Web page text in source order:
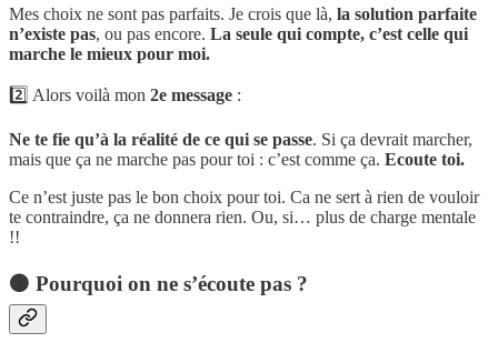
Mes choix ne sont pas parfaits. Je crois que là, la solution parfaite
n’existe pas, ou pas encore. La seule qui compte, c’est celle qui
marche le mieux pour moi.
2️⃣ Alors voilà mon 2e message :
Ne te fie qu’à la réalité de ce qui se passe. Si ça devrait marcher,
mais que ça ne marche pas pour toi : c’est comme ça. Ecoute toi.
Ce n’est juste pas le bon choix pour toi. Ca ne sert à rien de vouloir
te contraindre, ça ne donnera rien. Ou, si… plus de charge mentale
!!
🟠 Pourquoi on ne s’écoute pas ?